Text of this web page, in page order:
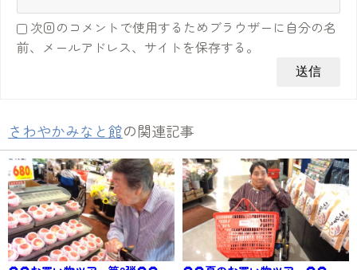
次回のコメントで使用するためブラウザーに自分の名
前、メールアドレス、サイトを保存する。
さわやかみなと館の関連記事